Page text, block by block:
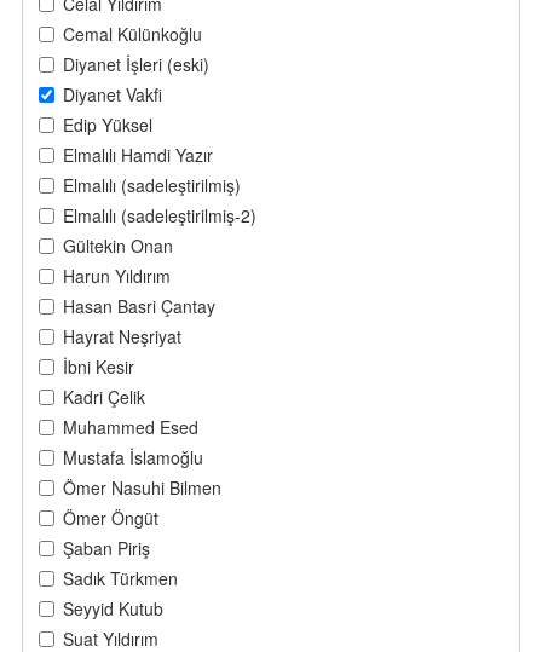
Cemal Külünkoğlu
Diyanet İşleri (eski)
Diyanet Vakfi
Edip Yüksel
Elmalılı Hamdi Yazır
Elmalılı (sadeleştirilmiş)
Elmalılı (sadeleştirilmiş-2)
Gültekin Onan
Harun Yıldırım
Hasan Basri Çantay
Hayrat Neşriyat
İbni Kesir
Kadri Çelik
Muhammed Esed
Mustafa İslamoğlu
Ömer Nasuhi Bilmen
Ömer Öngüt
Şaban Piriş
Sadık Türkmen
Seyyid Kutub
Suat Yıldırım